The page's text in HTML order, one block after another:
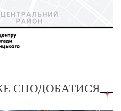
СПОДОБАТИСЯ